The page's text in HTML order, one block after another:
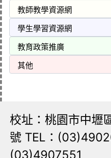
校址：桃園市中壢
號 TEL：
(03)4907551